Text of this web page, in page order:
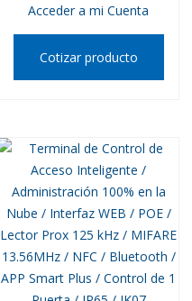
Acceder a mi Cuenta
Cotizar producto